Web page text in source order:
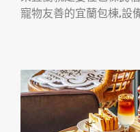
寵物友善的宜蘭包棟,設